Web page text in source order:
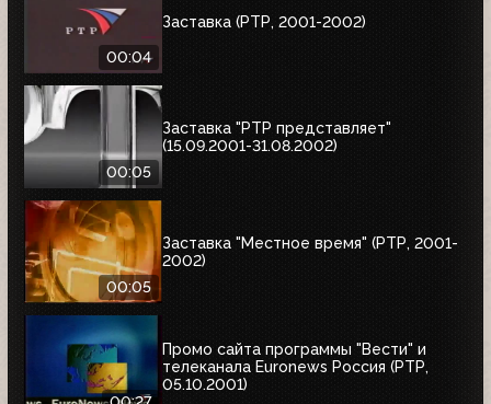
00:04
Заставка (РТР, 2001-2002)
00:05
Заставка "РТР представляет"
(15.09.2001-31.08.2002)
00:05
Заставка "Местное время" (РТР, 2001-
2002)
Промо сайта программы "Вести" и
телеканала Euronews Россия (РТР,
05.10.2001)